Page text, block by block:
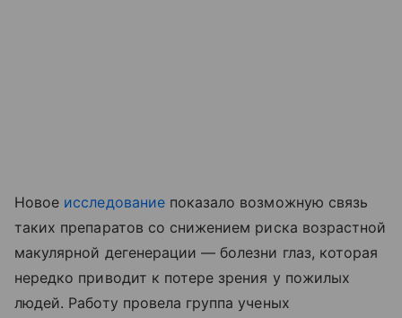
Новое исследованиепоказало возможную связь
таких препаратов со снижением риска возрастной
макулярной дегенерации — болезни глаз, которая
нередко приводит к потере зрения у пожилых
людей. Работу провела группа ученых